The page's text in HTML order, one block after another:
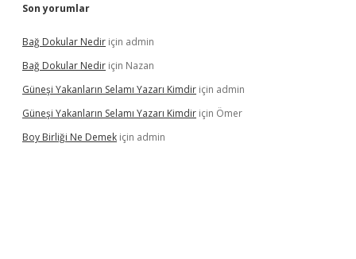
Son yorumlar
Bağ Dokular Nedir için admin
Bağ Dokular Nedir için Nazan
Güneşi Yakanların Selamı Yazarı Kimdir için admin
Güneşi Yakanların Selamı Yazarı Kimdir için Ömer
Boy Birliği Ne Demek için admin